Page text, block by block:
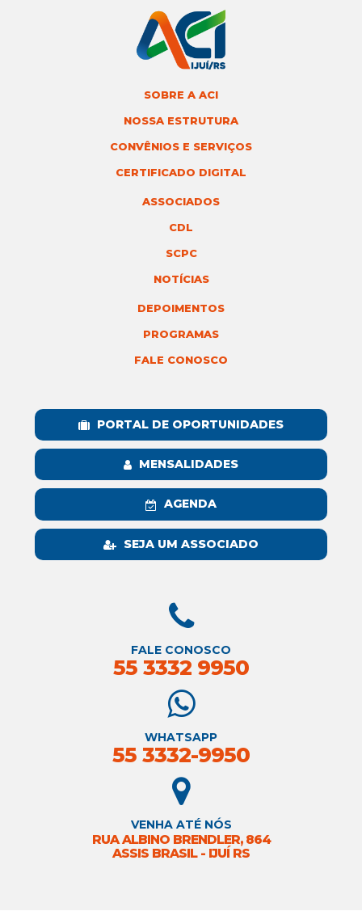
SOBRE A ACI
NOSSA ESTRUTURA
CONVÊNIOS E SERVIÇOS
CERTIFICADO DIGITAL
ASSOCIADOS
CDL
SCPC
NOTÍCIAS
DEPOIMENTOS
PROGRAMAS
FALE CONOSCO
PORTAL DE OPORTUNIDADES
MENSALIDADES
AGENDA
SEJA UM ASSOCIADO
FALE CONOSCO
55 3332 9950
WHATSAPP
55 3332-9950
VENHA ATÉ NÓS
RUA ALBINO BRENDLER, 864
ASSIS BRASIL - IJUÍ RS